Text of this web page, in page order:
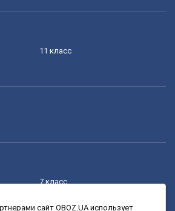
11 класс
7 класс
сайт OBOZ.UA использует